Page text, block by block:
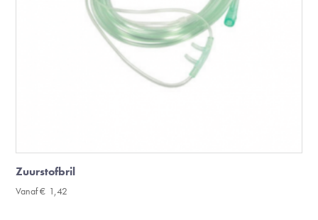
Zuurstofbril
Vanaf€ 1,42